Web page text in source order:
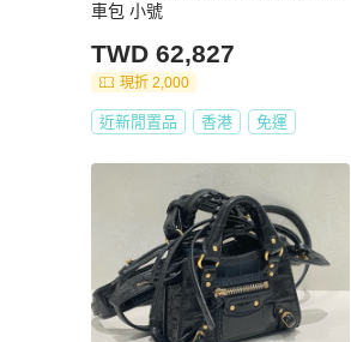
車包 小號
TWD 62,827
現折 2,000
近新閒置品 香港 免運